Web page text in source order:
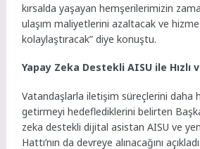
kırsalda yaşayan hemşerilerimizin
ulaşım maliyetlerini azaltacak ve
kolaylaştıracak” diye konuştu.
Yapay Zeka Destekli AISU ile Hızlı
Vatandaşlarla iletişim süreçlerini daha
getirmeyi hedeflediklerini belirten
zeka destekli dijital asistan AISU ve
Hattı’nın da devreye alınacağını